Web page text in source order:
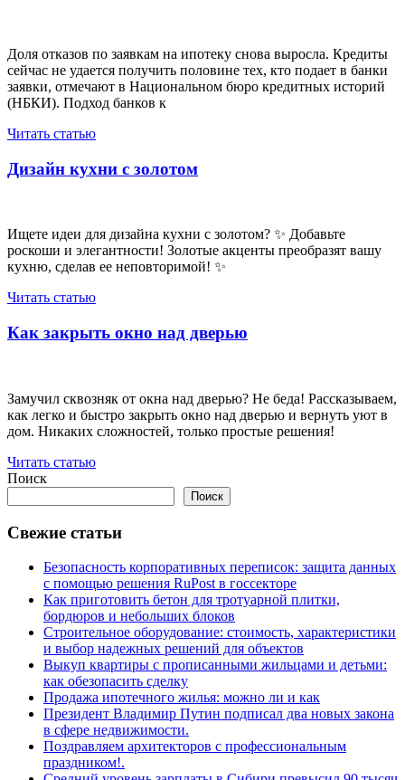
Доля отказов по заявкам на ипотеку снова выросла. Кредиты
сейчас не удается получить половине тех, кто подает в банки
заявки, отмечают в Национальном бюро кредитных историй
(НБКИ). Подход банков к
Читать статью
Дизайн кухни с золотом
Ищете идеи для дизайна кухни с золотом? ✨ Добавьте
роскоши и элегантности! Золотые акценты преобразят вашу
кухню, сделав ее неповторимой! ✨
Читать статью
Как закрыть окно над дверью
Замучил сквозняк от окна над дверью? Не беда! Рассказываем,
как легко и быстро закрыть окно над дверью и вернуть уют в
дом. Никаких сложностей, только простые решения!
Читать статью
Поиск
Поиск
Свежие статьи
Безопасность корпоративных переписок: защита данных
с помощью решения RuPost в госсекторе
Как приготовить бетон для тротуарной плитки,
бордюров и небольших блоков
Строительное оборудование: стоимость, характеристики
и выбор надежных решений для объектов
Выкуп квартиры с прописанными жильцами и детьми:
как обезопасить сделку
Продажа ипотечного жилья: можно ли и как
Президент Владимир Путин подписал два новых закона
в сфере недвижимости.
Поздравляем архитекторов с профессиональным
праздником!.